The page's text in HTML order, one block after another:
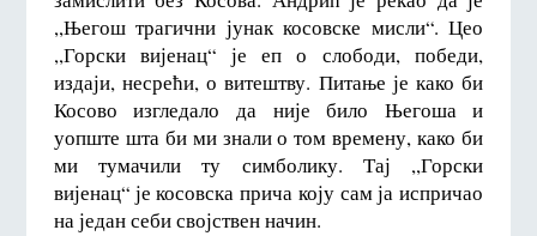
,,Његош трагични јунак косовске мисли“. Цео
,,Горски вијенац“ је еп о слободи, победи,
издаји, несрећи, о витештву. Питање је како би
Косово изгледало да није било Његоша и
уопште шта би ми знали о том времену, како би
ми тумачили ту симболику. Тај ,,Горски
вијенац“ је косовска прича коју сам ја испричао
на један себи својствен начин.